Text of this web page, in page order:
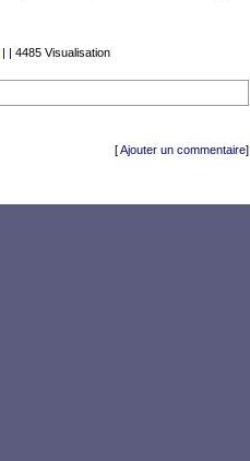
| | 4485 Visualisation
[Ajouter un commentaire]